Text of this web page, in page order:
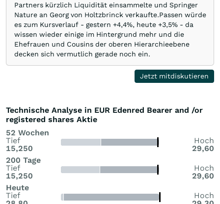
Partners kürzlich Liquidität einsammelte und Springer
Nature an Georg von Holtzbrinck verkaufte.Passen würde
es zum Kursverlauf - gestern +4,4%, heute +3,5% - da
wissen wieder einige im Hintergrund mehr und die
Ehefrauen und Cousins der oberen Hierarchieebene
decken sich vermutlich gerade noch ein.
Jetzt mitdiskutieren
Technische Analyse in EUR Edenred Bearer and /or
registered shares Aktie
52 Wochen
Tief
15,250
Hoch
29,60
200 Tage
Tief
15,250
Hoch
29,60
Heute
Tief
Hoch